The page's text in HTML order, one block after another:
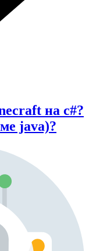
на c#?
java)?